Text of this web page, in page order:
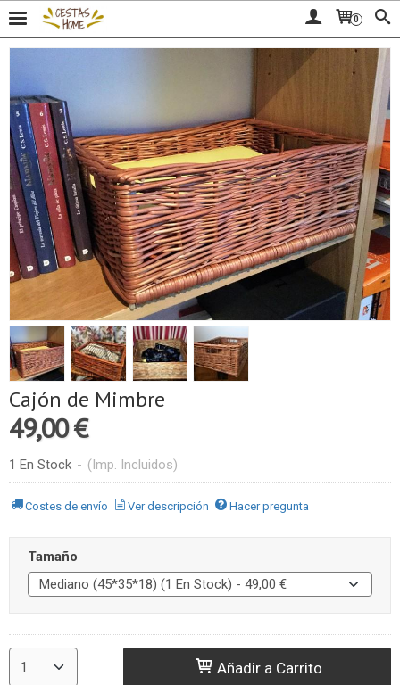
0
Cajón de Mimbre
49,00 €
1 En Stock - (Imp. Incluidos)
Costes de envío Ver descripción Hacer pregunta
Tamaño
Añadir a Carrito